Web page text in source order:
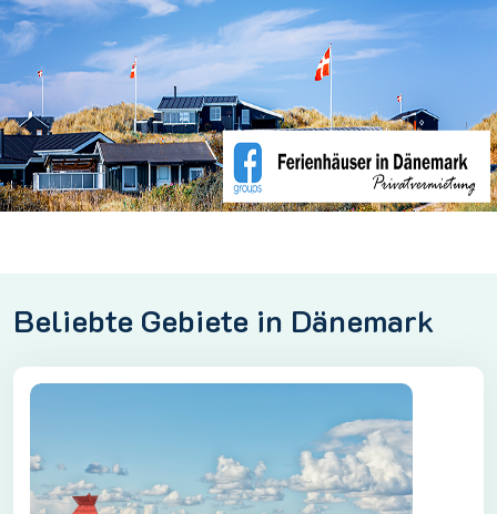
Beliebte Gebiete in Dänemark